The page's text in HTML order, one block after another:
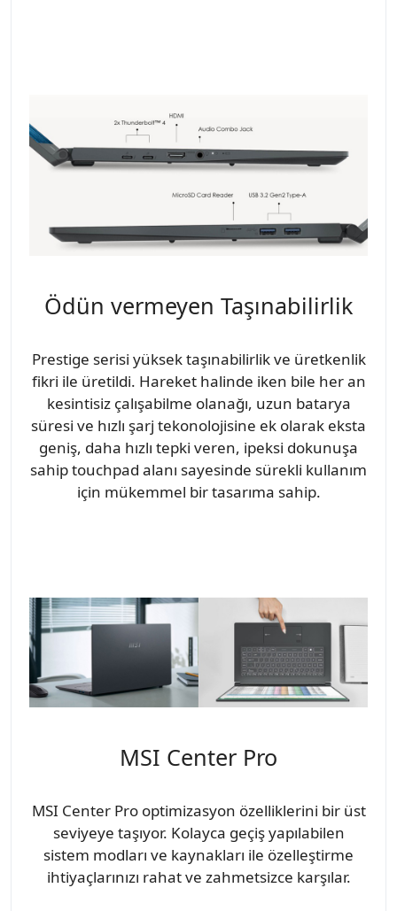
Ödün vermeyen Taşınabilirlik
Prestige serisi yüksek taşınabilirlik ve üretkenlik
fikri ile üretildi. Hareket halinde iken bile her an
kesintisiz çalışabilme olanağı, uzun batarya
süresi ve hızlı şarj tekonolojisine ek olarak eksta
geniş, daha hızlı tepki veren, ipeksi dokunuşa
sahip touchpad alanı sayesinde sürekli kullanım
için mükemmel bir tasarıma sahip.
MSI Center Pro
MSI Center Pro optimizasyon özelliklerini bir üst
seviyeye taşıyor. Kolayca geçiş yapılabilen
sistem modları ve kaynakları ile özelleştirme
ihtiyaçlarınızı rahat ve zahmetsizce karşılar.